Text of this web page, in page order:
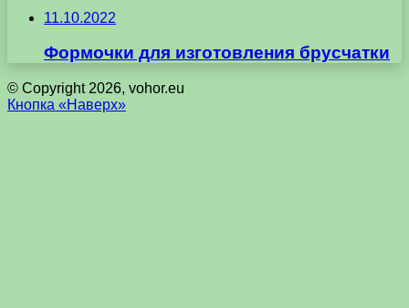
11.10.2022
Формочки для изготовления брусчатки
© Copyright 2026, vohor.eu
Кнопка «Наверх»